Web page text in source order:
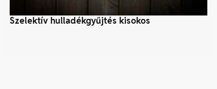
Szelektív hulladékgyűjtés kisokos